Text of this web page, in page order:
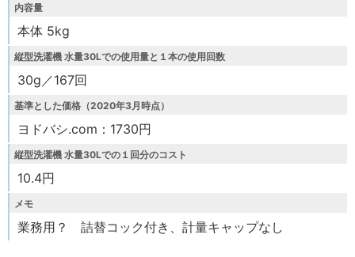
内容量
本体 5kg
縦型洗濯機 水量30Lでの使用量と１本の使用回数
30g／167回
基準とした価格（2020年3月時点）
ヨドバシ.com：1730円
縦型洗濯機 水量30Lでの１回分のコスト
10.4円
メモ
業務用？ 詰替コック付き、計量キャップなし